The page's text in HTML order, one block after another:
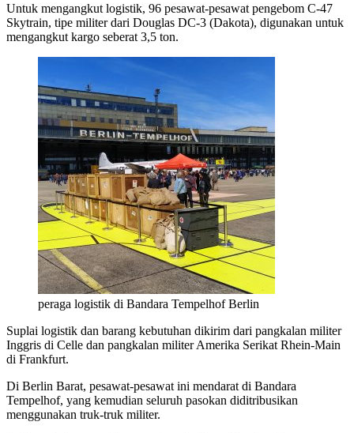
Untuk mengangkut logistik, 96 pesawat-pesawat pengebom C-47
Skytrain, tipe militer dari Douglas DC-3 (Dakota), digunakan untuk
mengangkut kargo seberat 3,5 ton.
peraga logistik di Bandara Tempelhof Berlin
Suplai logistik dan barang kebutuhan dikirim dari pangkalan militer
Inggris di Celle dan pangkalan militer Amerika Serikat Rhein-Main
di Frankfurt.
Di Berlin Barat, pesawat-pesawat ini mendarat di Bandara
Tempelhof, yang kemudian seluruh pasokan diditribusikan
menggunakan truk-truk militer.